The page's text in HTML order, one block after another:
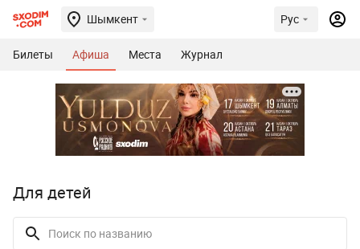
Шымкент Рус
Билеты Афиша Места Журнал
Для детей